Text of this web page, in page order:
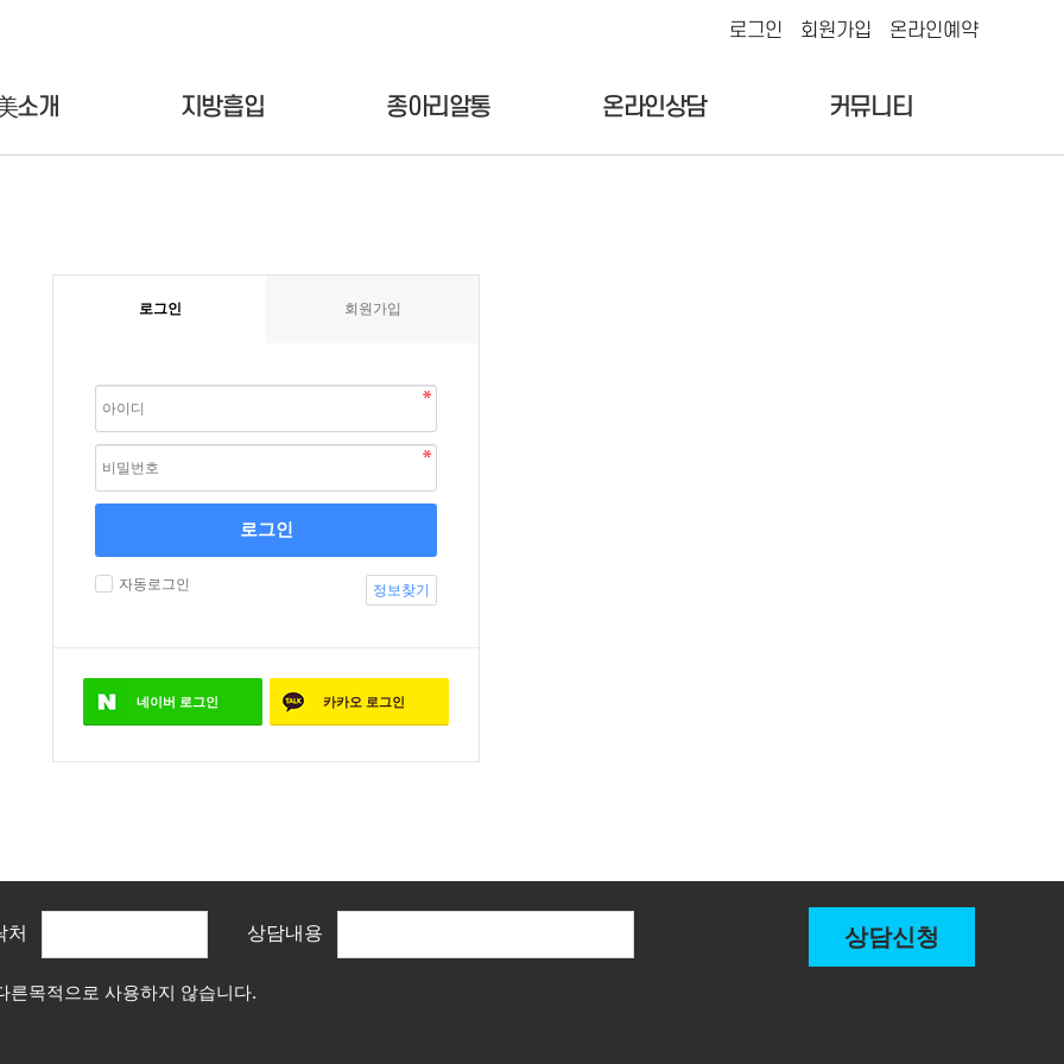
로그인 회원가입 온라인예약
소개 지방흡입 종아리알통 온라인상담 커뮤니티
로그인 회원가입
로그인
자동로그인 정보찾기
네이버 로그인 카카오 로그인
처 상담내용
른목적으로 사용하지 않습니다.